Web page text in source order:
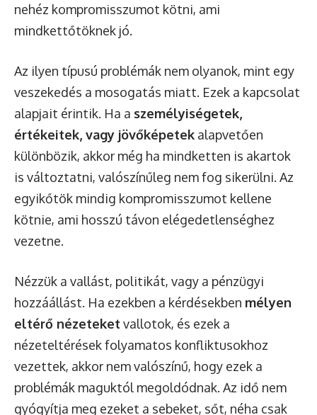
nehéz kompromisszumot kötni, ami
mindkettőtöknek jó.
Az ilyen típusú problémák nem olyanok, mint egy
veszekedés a mosogatás miatt. Ezek a kapcsolat
alapjait érintik. Ha a személyiségetek,
értékeitek, vagy jövőképetek alapvetően
különbözik, akkor még ha mindketten is akartok
is változtatni, valószínűleg nem fog sikerülni. Az
egyikőtök mindig kompromisszumot kellene
kötnie, ami hosszú távon elégedetlenséghez
vezetne.
Nézzük a vallást, politikát, vagy a pénzügyi
hozzáállást. Ha ezekben a kérdésekben mélyen
eltérő nézeteket vallotok, és ezek a
nézeteltérések folyamatos konfliktusokhoz
vezettek, akkor nem valószínű, hogy ezek a
problémák maguktól megoldódnak. Az idő nem
gyógyítja meg ezeket a sebeket, sőt, néha csak